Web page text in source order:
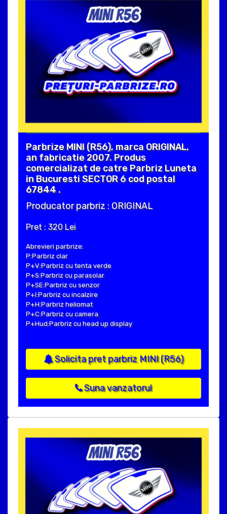
Parbrize MINI (R56), marca ORIGINAL,
an fabricatie 2007. Produs
comercializat de catre Parbriz Luneta
in Bucuresti SECTOR 6 cod postal
67844 .
Producator parbriz : ORIGINAL
Pret : 320 Lei
Abrevieri parbrize:
P:Parbriz clar
P+V:Parbriz cu tenta verde
P+S:Parbriz cu parasolar
P+SE:Parbriz cu senzor
P+I:Parbriz cu incalzire
P+H:Parbriz heliomat
P+C:Parbriz cu camera
P+Hud:Parbriz cu head up display
Solicita pret parbriz MINI (R56)
Suna vanzatorul